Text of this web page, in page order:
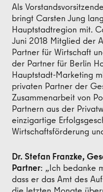
Als
bringt Carsten Jung
Hauptstadtregion mit.
Juni 2018 Mitglied der
Partner für Wirtschaft
der Partner für Berlin
Hauptstadt-Marketing
privaten Partner der
Zusammenarbeit von
Partnern aus der
einzigartige
Wirtschaftsförderung
Dr. Stefan Franzke,
Partner: „Ich bedanke
dass er das Amt des